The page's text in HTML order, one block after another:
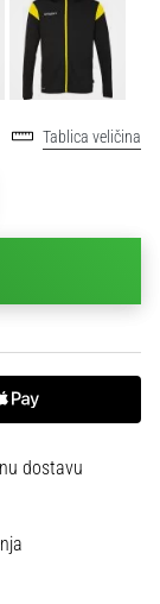
Tablica veličina
dostavu